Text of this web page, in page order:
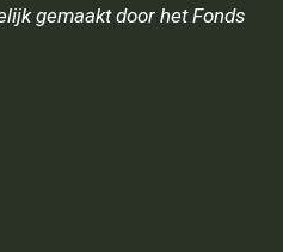
gemaakt door het Fonds